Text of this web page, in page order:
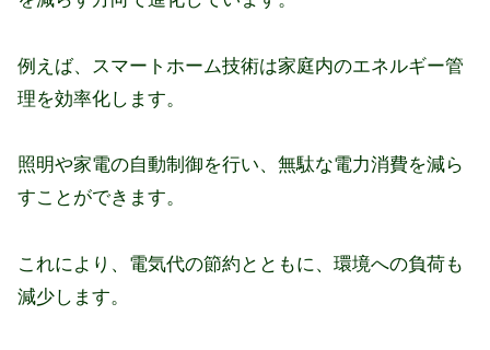
例えば、スマートホーム技術は家庭内のエネルギー管
理を効率化します。
照明や家電の自動制御を行い、無駄な電力消費を減ら
すことができます。
これにより、電気代の節約とともに、環境への負荷も
減少します。